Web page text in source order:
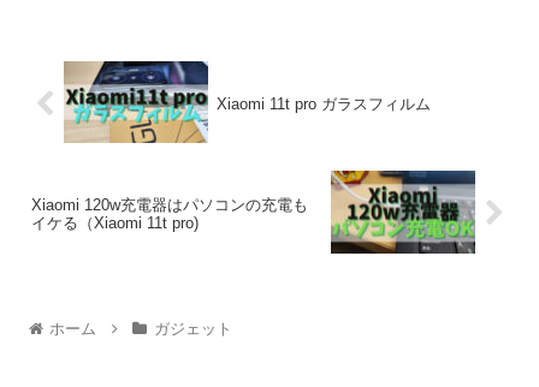
Xiaomi 11t pro ガラスフィルム
Xiaomi 120w充電器はパソコンの充電も
イケる（Xiaomi 11t pro)
ホーム ガジェット